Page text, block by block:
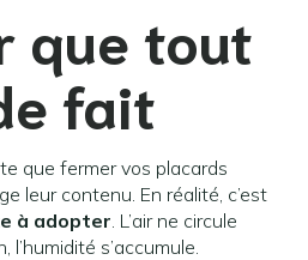
que tout
fait
que fermer vos placards
leur contenu. En réalité, c’est
à adopter. L’air ne circule
l’humidité s’accumule.